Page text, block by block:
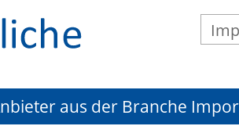
aus der Branche